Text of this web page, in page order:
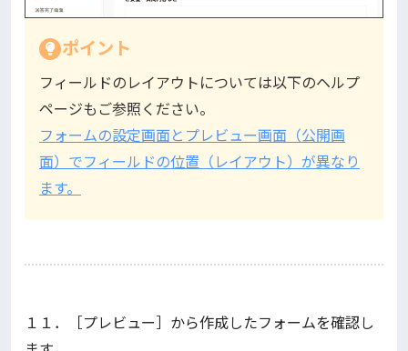
ポイント
フィールドのレイアウトについては以下のヘルプ
ページもご参照ください。
フォームの設定画面とプレビュー画面（公開画
面）でフィールドの位置（レイアウト）が異なり
ます。
１１．［プレビュー］から作成したフォームを確認し